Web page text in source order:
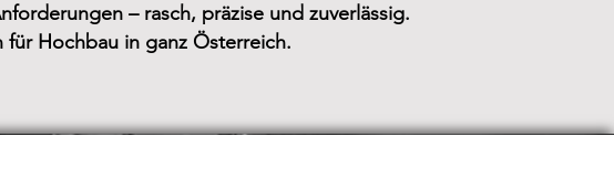
– rasch, präzise und zuverlässig.
für Hochbau in ganz Österreich.